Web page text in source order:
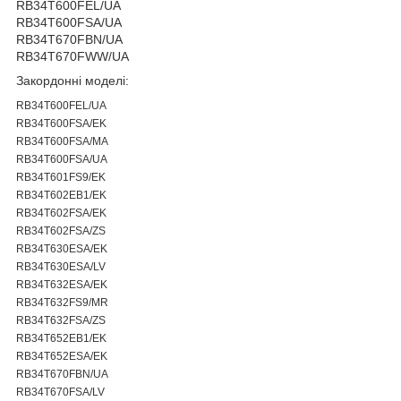
RB34T600FEL/UA
RB34T600FSA/UA
RB34T670FBN/UA
RB34T670FWW/UA
Закордонні моделі:
RB34T600FEL/UA
RB34T600FSA/EK
RB34T600FSA/MA
RB34T600FSA/UA
RB34T601FS9/EK
RB34T602EB1/EK
RB34T602FSA/EK
RB34T602FSA/ZS
RB34T630ESA/EK
RB34T630ESA/LV
RB34T632ESA/EK
RB34T632FS9/MR
RB34T632FSA/ZS
RB34T652EB1/EK
RB34T652ESA/EK
RB34T670FBN/UA
RB34T670FSA/LV